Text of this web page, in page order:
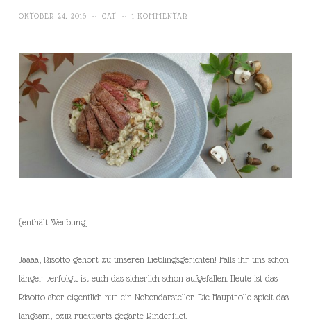
OKTOBER 24, 2016 ~ CAT ~ 1 KOMMENTAR
{enthält Werbung]
Jaaaa, Risotto gehört zu unseren Lieblingsgerichten! Falls ihr uns schon
länger verfolgt, ist euch das sicherlich schon aufgefallen. Heute ist das
Risotto aber eigentlich nur ein Nebendarsteller. Die Hauptrolle spielt das
langsam, bzw. rückwärts gegarte Rinderfilet.